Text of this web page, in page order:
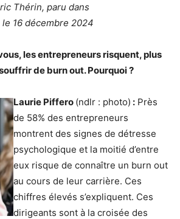
Thérin, paru dans
16 décembre 2024
les entrepreneurs risquent, plus
de burn out. Pourquoi ?
Laurie Piffero (ndlr : photo) : Près
de 58% des entrepreneurs
montrent des signes de détresse
psychologique et la moitié d’entre
eux risque de connaître un burn out
au cours de leur carrière. Ces
chiffres élevés s’expliquent. Ces
dirigeants sont à la croisée des